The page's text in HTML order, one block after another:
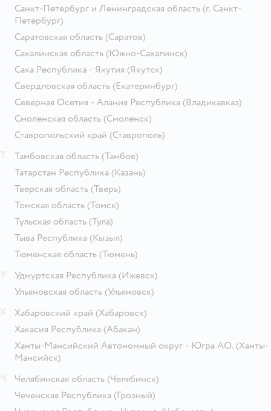
Санкт-Петербург и Ленинградская область (г. Санкт-
Петербург)
Саратовская область (Саратов)
Сахалинская область (Южно-Сахалинск)
Саха Республика - Якутия (Якутск)
Свердловская область (Екатеринбург)
Северная Осетия - Алания Республика (Владикавказ)
Смоленская область (Смоленск)
Ставропольский край (Ставрополь)
Тамбовская область (Тамбов)
Татарстан Республика (Казань)
Тверская область (Тверь)
Томская область (Томск)
Тульская область (Тула)
Тыва Республика (Кызыл)
Тюменская область (Тюмень)
Удмуртская Республика (Ижевск)
Ульяновская область (Ульяновск)
Хабаровский край (Хабаровск)
Хакасия Республика (Абакан)
Ханты-Мансийский Автономный округ - Югра АО. (Ханты-
Мансийск)
Челябинская область (Челябинск)
Чеченская Республика (Грозный)